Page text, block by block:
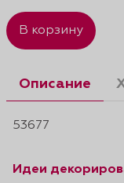
В корзину
Описание
53677
Идеи